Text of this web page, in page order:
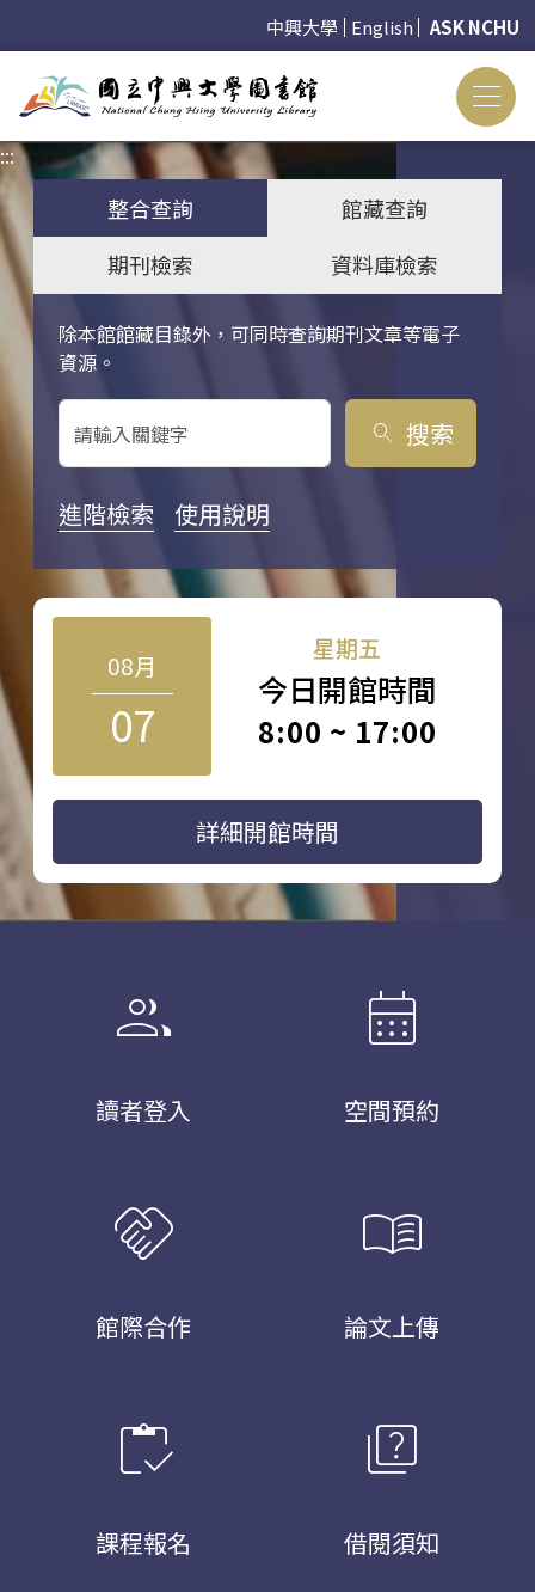
中興大學 English ASK NCHU
:::
整合查詢
館藏查詢
期刊檢索
資料庫檢索
除本館館藏目錄外，可同時查詢期刊文章等電子
資源。
關鍵字搜尋
search 搜索
進階檢索 使用說明
08月
07
星期五
今日開館時間
8:00 ~ 17:00
詳細開館時間
group
讀者登入
calendar_month
空間預約
handshake
館際合作
menu_book
論文上傳
inventory
課程報名
quiz
借閱須知